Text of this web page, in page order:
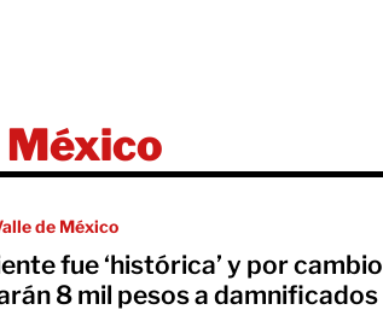
México
de México
fue ‘histórica’ y por cambio
8 mil pesos a damnificados